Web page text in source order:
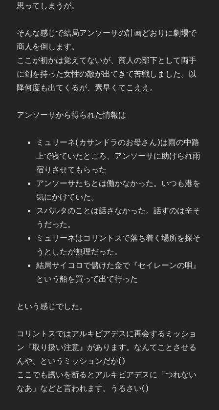
思ってしまうが。
そんな感じで結局アンソーサの計画どおりに劇場で
商人を倒します。
ここが初かは覚えてないが、商人の部下として両手
に剣を持った女性の敵が出てきて苦戦しました。以
降何度も出てくるが、素早くてこええ。
アンソーサから得られた情報は
ミュリーネ(カサンドラのお母さん)は雨の中路
上で寝ていたところ、アンソーサに助けられ雨
宿りさせてもらった
アンソーサたちとは働かなかった。いつも港を
気にかけていた。
スパルタのことは話さなかった。話すのは辛そ
うだった。
ミュリーネはコリントスで落ち着く場所を探そ
うとしたが無理だった。
結局サイコロで儲けた金で『セイレーンの唄』
という船を買って出て行った
という感じでした。
コリントスではアルキビアデスに再会するミッショ
ン『取り扱い注意』があります。なんてことさせる
んや、というミッションだが()
ここでも誘いを断るとアルキビアデスに「つれない
なあ」などと言われます。うるさい()